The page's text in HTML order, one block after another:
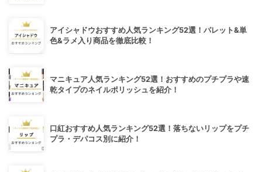
アイシャドウおすすめ人気ランキング52選！パレット&単
色&ラメ入り商品を徹底比較！
マニキュア人気ランキング52選！おすすめのプチプラや速
乾タイプのネイルポリッシュを紹介！
口紅おすすめ人気ランキング52選！落ちないリップをプチ
プラ・デパコス別に紹介！